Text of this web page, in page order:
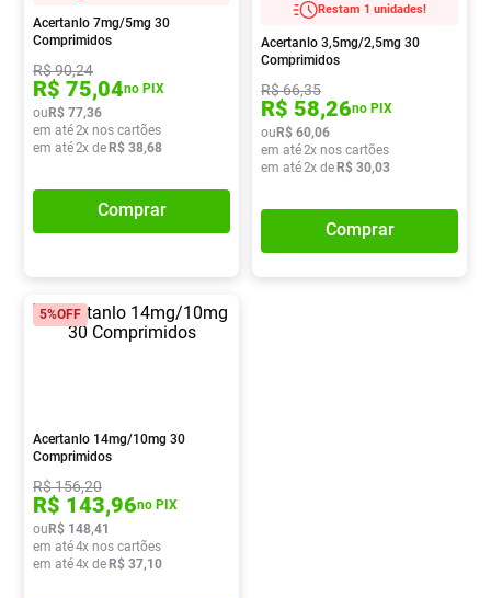
Acertanlo 7mg/5mg 30
Comprimidos
R$90,24
R$ 75,04no PIX
ouR$ 77,36
em até2x nos cartões
em até2x deR$ 38,68
Comprar
Restam 1 unidades!
Acertanlo 3,5mg/2,5mg 30
Comprimidos
R$66,35
R$ 58,26no PIX
ouR$ 60,06
em até2x nos cartões
em até2x deR$ 30,03
Comprar
5%OFF
Acertanlo 14mg/10mg 30
Comprimidos
R$156,20
R$ 143,96no PIX
ouR$ 148,41
em até4x nos cartões
em até4x deR$ 37,10
9º Lavitan
10º Vitamina D